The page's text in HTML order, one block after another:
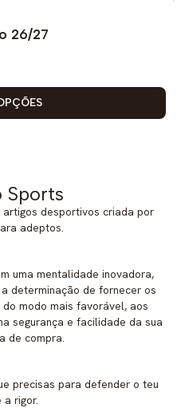
26/27
Sports
desportivos criada por
adeptos.
uma mentalidade inovadora,
determinação de fornecer os
modo mais favorável, aos
segurança e facilidade da sua
de compra.
precisas para defender o teu
a rigor.